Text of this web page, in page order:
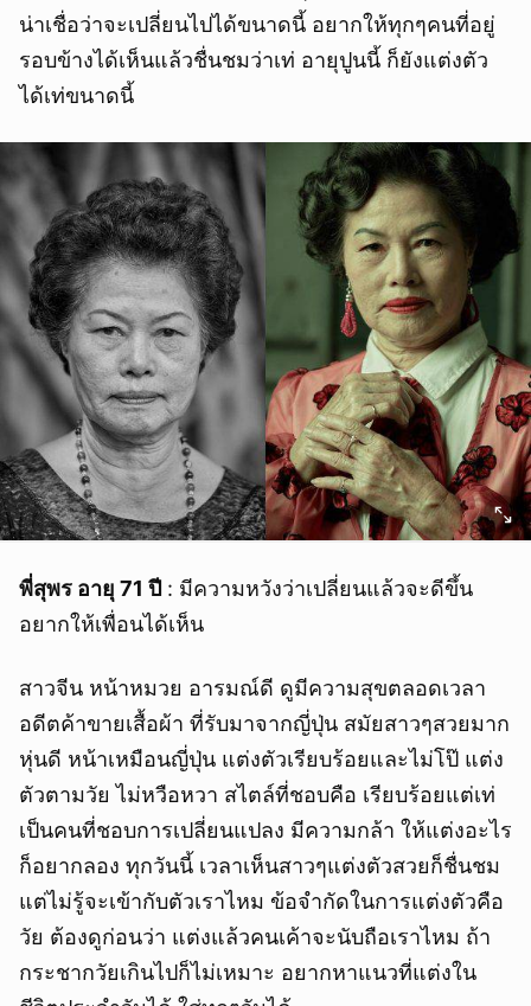
น่าเชื่อว่าจะเปลี่ยนไปได้ขนาดนี้ อยากให้ทุกๆคนที่อยู่
รอบข้างได้เห็นแล้วชื่นชมว่าเท่ อายุปูนนี้ ก็ยังแต่งตัว
ได้เท่ขนาดนี้
พี่สุพร อายุ 71 ปี : มีความหวังว่าเปลี่ยนแล้วจะดีขึ้น
อยากให้เพื่อนได้เห็น
สาวจีน หน้าหมวย อารมณ์ดี ดูมีความสุขตลอดเวลา
อดีตค้าขายเสื้อผ้า ที่รับมาจากญี่ปุ่น สมัยสาวๆสวยมาก
หุ่นดี หน้าเหมือนญี่ปุ่น แต่งตัวเรียบร้อยและไม่โป๊ แต่ง
ตัวตามวัย ไม่หวือหวา สไตล์ที่ชอบคือ เรียบร้อยแต่เท่
เป็นคนที่ชอบการเปลี่ยนแปลง มีความกล้า ให้แต่งอะไร
ก็อยากลอง ทุกวันนี้ เวลาเห็นสาวๆแต่งตัวสวยก็ชื่นชม
แต่ไม่รู้จะเข้ากับตัวเราไหม ข้อจำกัดในการแต่งตัวคือ
วัย ต้องดูก่อนว่า แต่งแล้วคนเค้าจะนับถือเราไหม ถ้า
กระชากวัยเกินไปก็ไม่เหมาะ อยากหาแนวที่แต่งใน